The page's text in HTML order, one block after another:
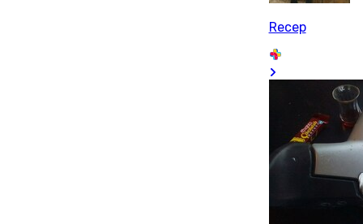
Recep